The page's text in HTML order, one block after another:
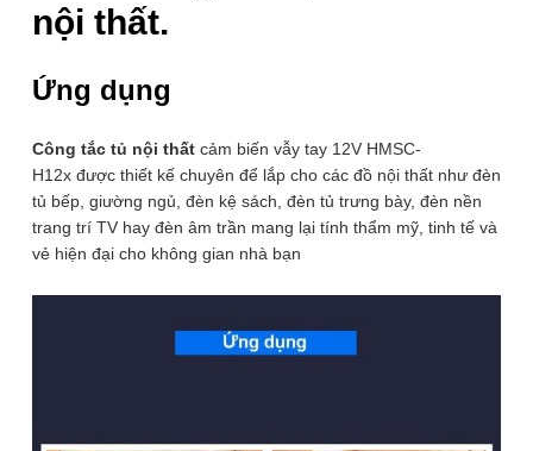
nội thất.
Ứng dụng
Công tắc tủ nội thất cảm biến vẫy tay 12V HMSC-
H12x được thiết kế chuyên để lắp cho các đồ nội thất như đèn
tủ bếp, giường ngủ, đèn kệ sách, đèn tủ trưng bày, đèn nền
trang trí TV hay đèn âm trần mang lại tính thẩm mỹ, tinh tế và
vẻ hiện đại cho không gian nhà bạn